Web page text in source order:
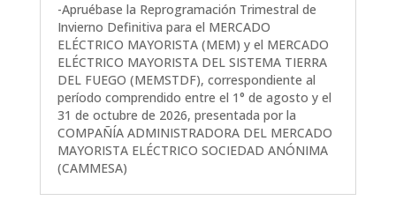
-Apruébase la Reprogramación Trimestral de
Invierno Definitiva para el MERCADO
ELÉCTRICO MAYORISTA (MEM) y el MERCADO
ELÉCTRICO MAYORISTA DEL SISTEMA TIERRA
DEL FUEGO (MEMSTDF), correspondiente al
período comprendido entre el 1° de agosto y el
31 de octubre de 2026, presentada por la
COMPAÑÍA ADMINISTRADORA DEL MERCADO
MAYORISTA ELÉCTRICO SOCIEDAD ANÓNIMA
(CAMMESA)